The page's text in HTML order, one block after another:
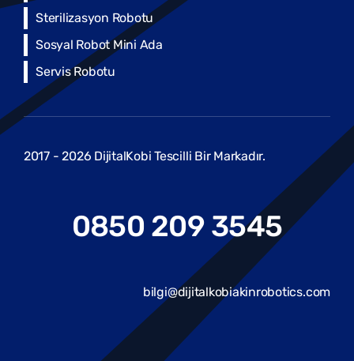
Sterilizasyon Robotu
Sosyal Robot Mini Ada
Servis Robotu
2017 - 2026 DijitalKobi Tescilli Bir Markadır.
0850 209 3545
bilgi@dijitalkobiakinrobotics.com